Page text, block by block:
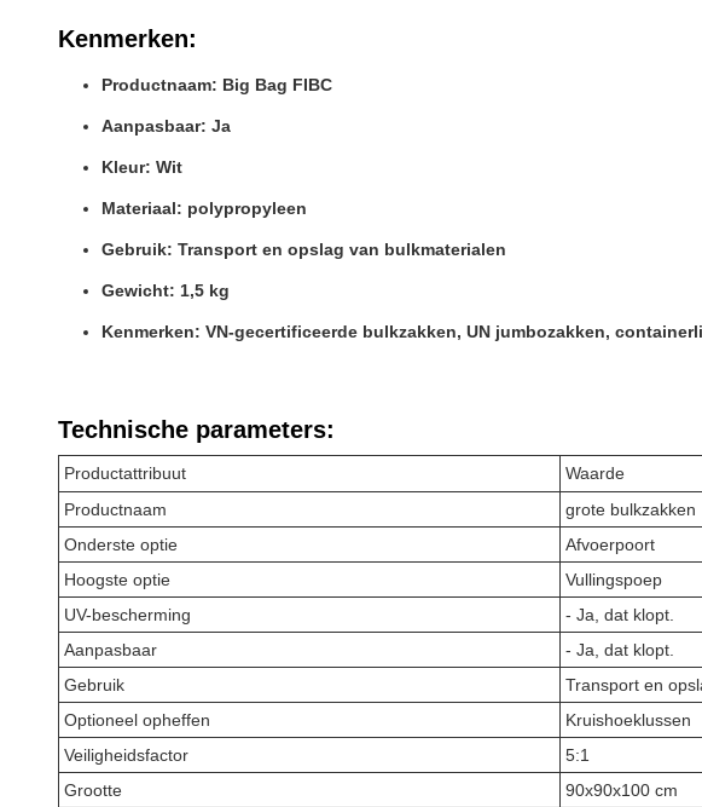
Kenmerken:
Productnaam: Big Bag FIBC
Aanpasbaar: Ja
Kleur: Wit
Materiaal: polypropyleen
Gebruik: Transport en opslag van bulkmaterialen
Gewicht: 1,5 kg
Kenmerken: VN-gecertificeerde bulkzakken, UN jumbozakken,
Technische parameters:
Productattribuut
Waarde
Productnaam
grote bulkzakken
Onderste optie
Afvoerpoort
Hoogste optie
Vullingspoep
UV-bescherming
- Ja, dat klopt.
Aanpasbaar
- Ja, dat klopt.
Gebruik
Transport en
Optioneel opheffen
Kruishoeklussen
Veiligheidsfactor
5:1
Grootte
90x90x100 cm